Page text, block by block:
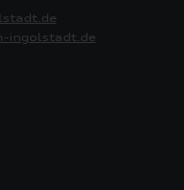
ingolstadt.de